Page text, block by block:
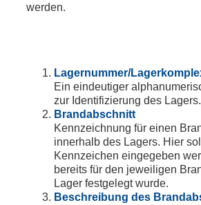
werden.
Lagernummer/
Ein eindeutiger
zur Identifizierung des Lagers.
Brandabschnitt
Kennzeichnung für einen
innerhalb des Lagers. Hier
Kennzeichen eingegeben
bereits für den jeweiligen
Lager festgelegt wurde.
Beschreibung des